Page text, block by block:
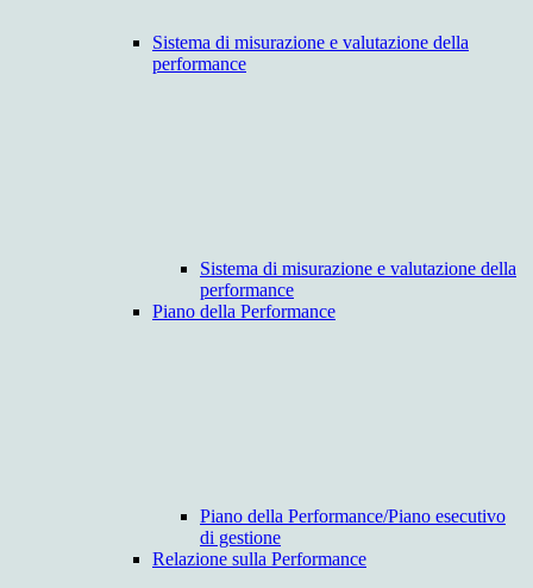
Sistema di misurazione e valutazione della
performance
Sistema di misurazione e valutazione della
performance
Piano della Performance
Piano della Performance/Piano esecutivo
di gestione
Relazione sulla Performance